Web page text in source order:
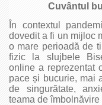
Cuvântul
În contextul
dovedit a fi un mijloc
o mare perioadă de
fizic la slujbele
online a reprezentat
pace și bucurie, mai
de singurătate,
teama de îmbolnăvire